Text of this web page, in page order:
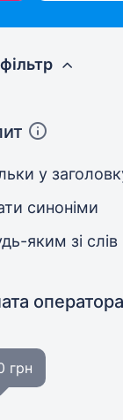
у
синоніми
яким зі слів
грн